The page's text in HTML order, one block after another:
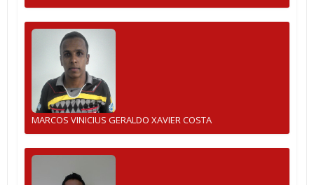
MARCOS VINICIUS GERALDO XAVIER COSTA